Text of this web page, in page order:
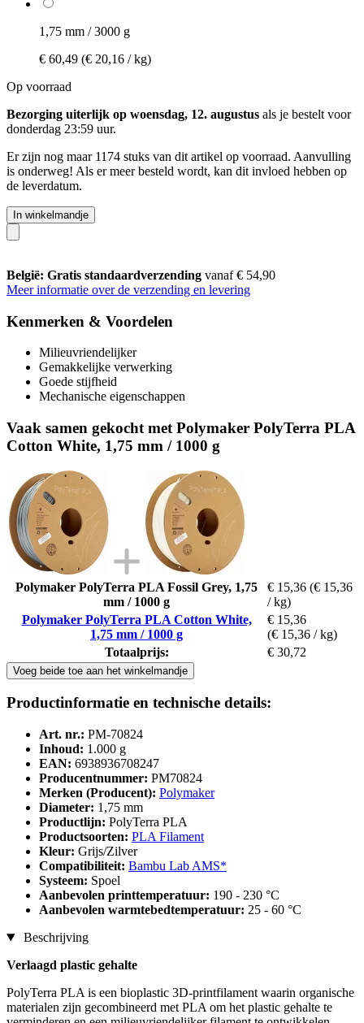
1,75 mm / 3000 g
€ 60,49 (€ 20,16 / kg)
Op voorraad
Bezorging uiterlijk op woensdag, 12. augustus als je bestelt voor
donderdag 23:59 uur.
Er zijn nog maar 1174 stuks van dit artikel op voorraad. Aanvulling
is onderweg! Als er meer besteld wordt, kan dit invloed hebben op
de leverdatum.
In winkelmandje
België: Gratis standaardverzending vanaf € 54,90
Meer informatie over de verzending en levering
Kenmerken & Voordelen
Milieuvriendelijker
Gemakkelijke verwerking
Goede stijfheid
Mechanische eigenschappen
Vaak samen gekocht met Polymaker PolyTerra PLA
Cotton White, 1,75 mm / 1000 g
Polymaker PolyTerra PLA Fossil Grey, 1,75
mm / 1000 g
€ 15,36 (€ 15,36
/ kg)
Polymaker PolyTerra PLA Cotton White,
1,75 mm / 1000 g
€ 15,36
(€ 15,36 / kg)
Totaalprijs:
€ 30,72
Voeg beide toe aan het winkelmandje
Productinformatie en technische details:
Art. nr.: PM-70824
Inhoud: 1.000 g
EAN: 6938936708247
Producentnummer: PM70824
Merken (Producent): Polymaker
Diameter: 1,75 mm
Productlijn: PolyTerra PLA
Productsoorten: PLA Filament
Kleur: Grijs/Zilver
Compatibiliteit: Bambu Lab AMS*
Systeem: Spoel
Aanbevolen printtemperatuur: 190 - 230 °C
Aanbevolen warmtebedtemperatuur: 25 - 60 °C
Beschrijving
Verlaagd plastic gehalte
PolyTerra PLA is een bioplastic 3D-printfilament waarin organische
materialen zijn gecombineerd met PLA om het plastic gehalte te